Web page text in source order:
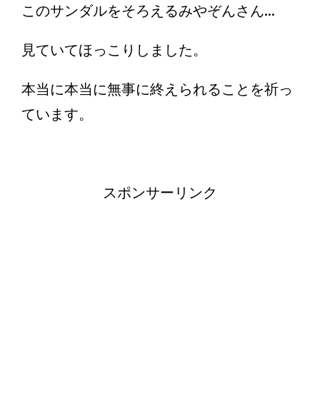
このサンダルをそろえるみやぞんさん...
見ていてほっこりしました。
本当に本当に無事に終えられることを祈っ
ています。
スポンサーリンク